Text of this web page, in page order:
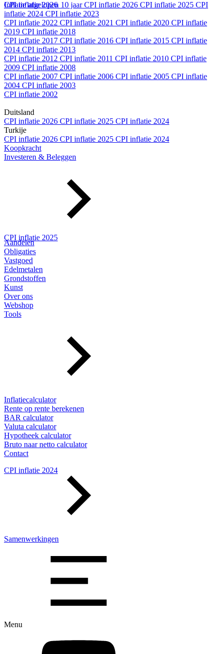
CPI inflatie 2026
CPI inflatie 2025
CPI inflatie 2024
Inflatie afgelopen 10 jaarCPI inflatie 2026 CPI inflatie 2025 CPI
inflatie 2024 CPI inflatie 2023
CPI inflatie 2022 CPI inflatie 2021 CPI inflatie 2020 CPI inflatie
2019 CPI inflatie 2018
CPI inflatie 2017 CPI inflatie 2016 CPI inflatie 2015 CPI inflatie
2014 CPI inflatie 2013
CPI inflatie 2012 CPI inflatie 2011 CPI inflatie 2010 CPI inflatie
2009 CPI inflatie 2008
CPI inflatie 2007 CPI inflatie 2006 CPI inflatie 2005 CPI inflatie
2004 CPI inflatie 2003
CPI inflatie 2002
Duitsland
CPI inflatie 2026 CPI inflatie 2025 CPI inflatie 2024
Turkije
CPI inflatie 2026 CPI inflatie 2025 CPI inflatie 2024
Koopkracht
Investeren & Beleggen
Aandelen
Obligaties
Vastgoed
Edelmetalen
Grondstoffen
Kunst
Over ons
Webshop
Tools
Inflatiecalculator
Rente op rente berekenen
BAR calculator
Valuta calculator
Hypotheek calculator
Bruto naar netto calculator
Contact
Samenwerkingen
Menu